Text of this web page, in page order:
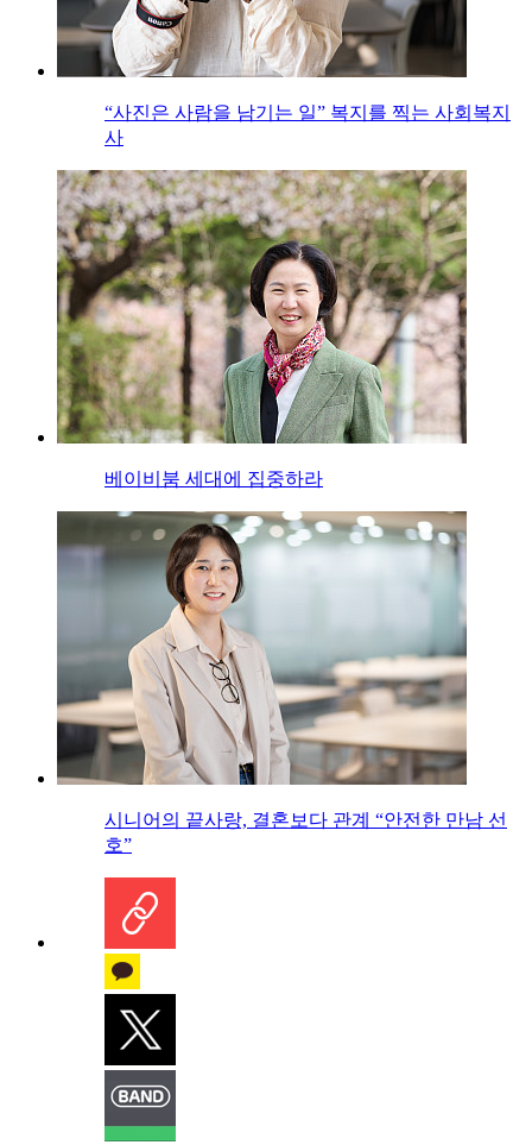
“사진은 사람을 남기는 일” 복지를 찍는 사회복지
사
베이비붐 세대에 집중하라
시니어의 끝사랑, 결혼보다 관계 “안전한 만남 선
호”